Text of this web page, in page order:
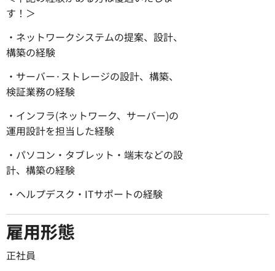
す！＞
・ネットワークシステムの提案、設計、
構築の経験
・サーバー·ストレージの設計、構築、
検証業務の経験
・インフラ(ネットワーク、サーバー)の
運用設計を担当した経験
・パソコン・タブレット・端末などの設
計、構築の経験
・ヘルプデスク・ITサポートの経験
雇用形態
正社員